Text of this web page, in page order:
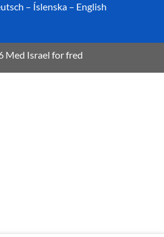
– Íslenska – English
Med Israel for fred